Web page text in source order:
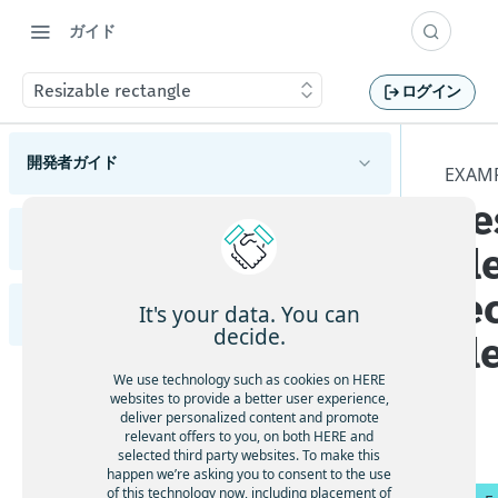
ガイド
Resizable rectangle ログイン
開発者ガイド
サポートされているブラウザーとプラットフォ
HERE Maps API for JavaScriptの各バージョンを
HERE Maps API for Javascriptの使用を開始する
マップオブジェクトを管理する
マーカーを追加する
ジオシェイプを使用する
カスタムオーバーレイを表示する
マップイベントを処理する
地図をカスタマイズする
カスタムの地政学的見解を適用する
フレームワークと統合する
機能と動作の変更
既知の問題
解決済みの問題
制限と回避策
Adding an Overlay to the Map
Animated markers
Calculate a location from a mouse click
It's your data. You can
decide.
We use technology such as cookies on HERE
websites to provide a better user experience,
deliver personalized content and promote
relevant offers to you, on both HERE and
selected third party websites. To make this
happen we’re asking you to consent to the use
of this technology now, including placement of